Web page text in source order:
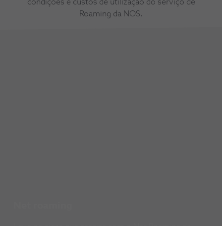
condições e custos de utilização do serviço de
Roaming da NOS.